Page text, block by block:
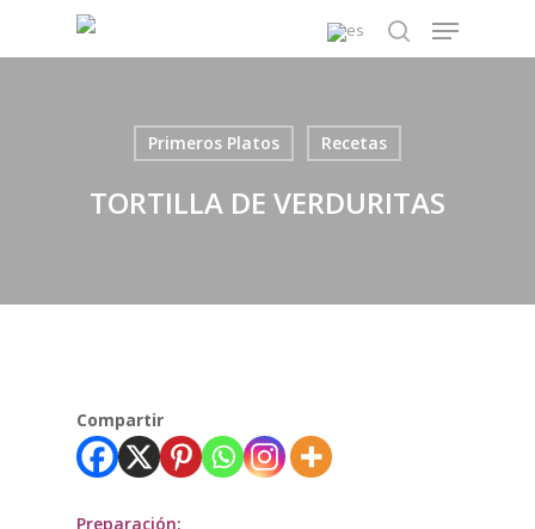
search
Menu
Primeros Platos Recetas
TORTILLA DE VERDURITAS
Compartir
Preparación: